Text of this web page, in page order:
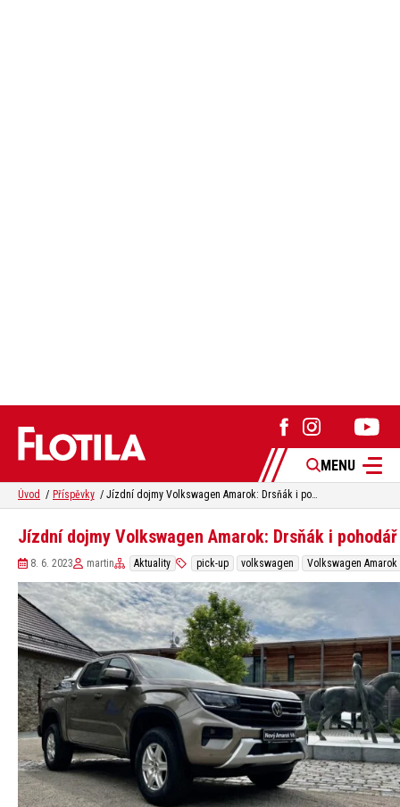
MENU
Úvod Příspěvky Jízdní dojmy Volkswagen Amarok: Drsňák i pohodář
Jízdní dojmy Volkswagen Amarok: Drsňák i pohodář
8. 6. 2023 martin Aktuality pick-up volkswagen Volkswagen Amarok